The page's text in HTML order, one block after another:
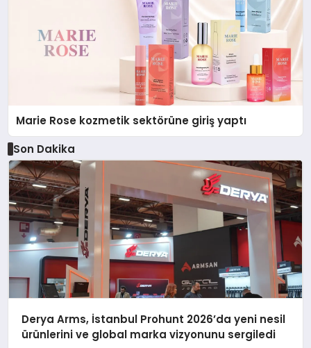
Marie Rose kozmetik sektörüne giriş yaptı
Son Dakika
Derya Arms, İstanbul Prohunt 2026’da yeni nesil
ürünlerini ve global marka vizyonunu sergiledi